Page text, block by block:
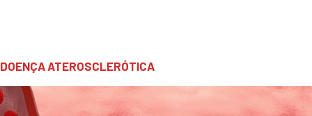
DOENÇA ATEROSCLERÓTICA